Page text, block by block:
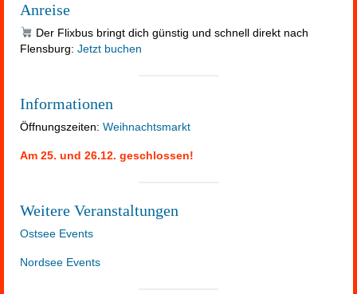
Anreise
Der Flixbus bringt dich günstig und schnell direkt nach
Flensburg: Jetzt buchen
Informationen
Öffnungszeiten: Weihnachtsmarkt
Am 25. und 26.12. geschlossen!
Weitere Veranstaltungen
Ostsee Events
Nordsee Events